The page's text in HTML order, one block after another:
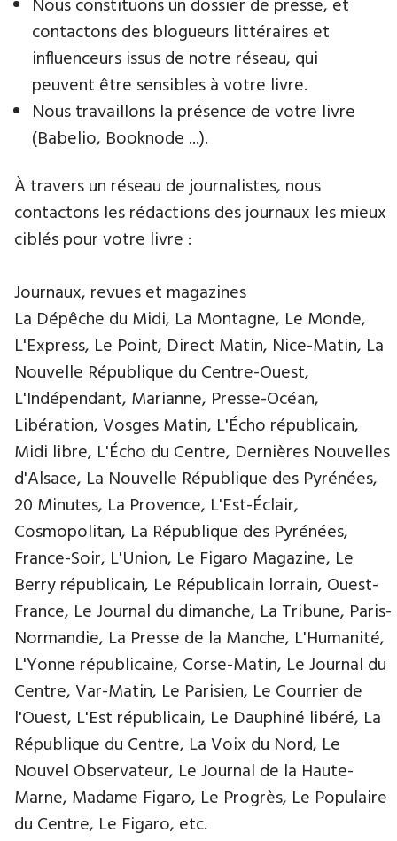
Nous constituons un dossier de presse, et
contactons des blogueurs littéraires et
influenceurs issus de notre réseau, qui
peuvent être sensibles à votre livre.
Nous travaillons la présence de votre livre
(Babelio, Booknode ...).
À travers un réseau de journalistes, nous
contactons les rédactions des journaux les mieux
ciblés pour votre livre :
Journaux, revues et magazines
La Dépêche du Midi, La Montagne, Le Monde,
L'Express, Le Point, Direct Matin, Nice-Matin, La
Nouvelle République du Centre-Ouest,
L'Indépendant, Marianne, Presse-Océan,
Libération, Vosges Matin, L'Écho républicain,
Midi libre, L'Écho du Centre, Dernières Nouvelles
d'Alsace, La Nouvelle République des Pyrénées,
20 Minutes, La Provence, L'Est-Éclair,
Cosmopolitan, La République des Pyrénées,
France-Soir, L'Union, Le Figaro Magazine, Le
Berry républicain, Le Républicain lorrain, Ouest-
France, Le Journal du dimanche, La Tribune, Paris-
Normandie, La Presse de la Manche, L'Humanité,
L'Yonne républicaine, Corse-Matin, Le Journal du
Centre, Var-Matin, Le Parisien, Le Courrier de
l'Ouest, L'Est républicain, Le Dauphiné libéré, La
République du Centre, La Voix du Nord, Le
Nouvel Observateur, Le Journal de la Haute-
Marne, Madame Figaro, Le Progrès, Le Populaire
du Centre, Le Figaro, etc.